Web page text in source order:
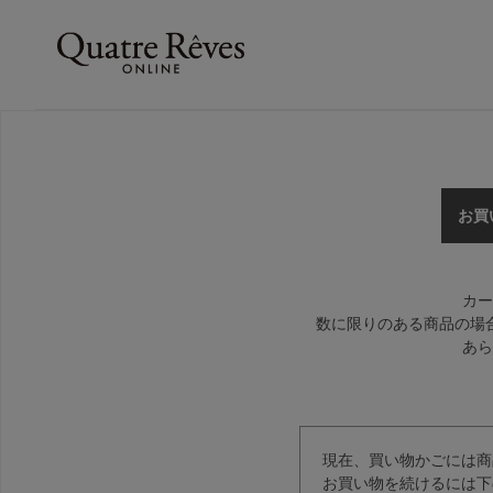
お買
カ
数に限りのある商品の場
あ
現在、買い物かごには
お買い物を続けるには